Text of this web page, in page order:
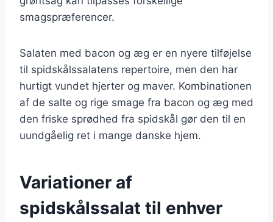
smagspræferencer.
Salaten med bacon og æg er en nyere tilføjelse
til spidskålssalatens repertoire, men den har
hurtigt vundet hjerter og maver. Kombinationen
af de salte og rige smage fra bacon og æg med
den friske sprødhed fra spidskål gør den til en
uundgåelig ret i mange danske hjem.
Variationer af
spidskålssalat til enhver